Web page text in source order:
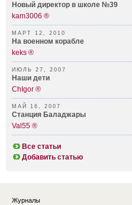
Новый директор в школе №39
kam3006 ®
МАРТ 12, 2010
На военном корабле
keks ®
ИЮЛЬ 27, 2007
Наши дети
ChIgor ®
МАЙ 16, 2007
Cтанция Баладжары
Val55 ®
Все статьи
Добавить статью
Журналы